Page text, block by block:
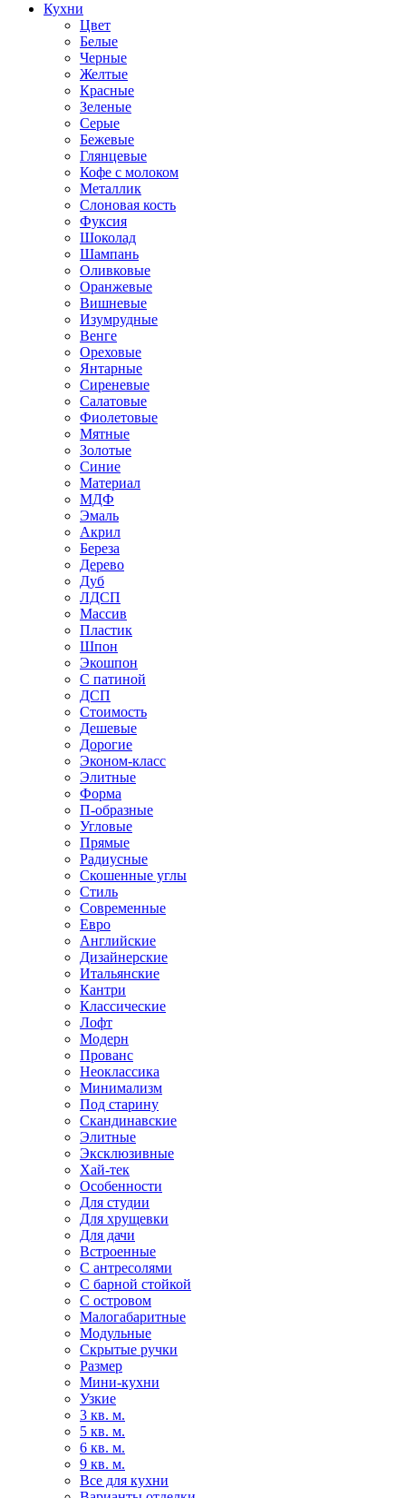
Кухни
Цвет
Белые
Черные
Желтые
Красные
Зеленые
Серые
Бежевые
Глянцевые
Кофе с молоком
Металлик
Слоновая кость
Фуксия
Шоколад
Шампань
Оливковые
Оранжевые
Вишневые
Изумрудные
Венге
Ореховые
Янтарные
Сиреневые
Салатовые
Фиолетовые
Мятные
Золотые
Синие
Материал
МДФ
Эмаль
Акрил
Береза
Дерево
Дуб
ЛДСП
Массив
Пластик
Шпон
Экошпон
С патиной
ДСП
Стоимость
Дешевые
Дорогие
Эконом-класс
Элитные
Форма
П-образные
Угловые
Прямые
Радиусные
Скошенные углы
Стиль
Современные
Евро
Английские
Дизайнерские
Итальянские
Кантри
Классические
Лофт
Модерн
Прованс
Неоклассика
Минимализм
Под старину
Скандинавские
Элитные
Эксклюзивные
Хай-тек
Особенности
Для студии
Для хрущевки
Для дачи
Встроенные
С антресолями
С барной стойкой
С островом
Малогабаритные
Модульные
Скрытые ручки
Размер
Мини-кухни
Узкие
3 кв. м.
5 кв. м.
6 кв. м.
9 кв. м.
Все для кухни